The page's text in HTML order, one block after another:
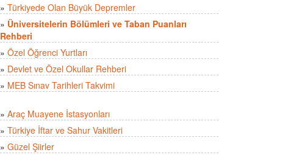
» Türkiyede Olan Büyük Depremler
» Üniversitelerin Bölümleri ve Taban Puanları
Rehberi
» Özel Öğrenci Yurtları
» Devlet ve Özel Okullar Rehberi
» MEB Sınav Tarihleri Takvimi
» Araç Muayene İstasyonları
» Türkiye İftar ve Sahur Vakitleri
» Güzel Şiirler